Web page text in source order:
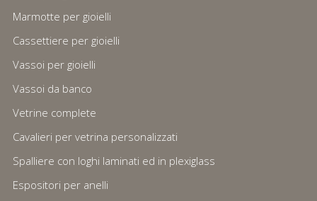
Marmotte per gioielli
Cassettiere per gioielli
Vassoi per gioielli
Vassoi da banco
Vetrine complete
Cavalieri per vetrina personalizzati
Spalliere con loghi laminati ed in plexiglass
Espositori per anelli